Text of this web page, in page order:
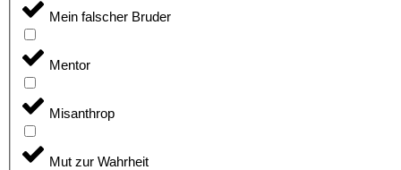
Mein falscher Bruder
Mentor
Misanthrop
Mut zur Wahrheit